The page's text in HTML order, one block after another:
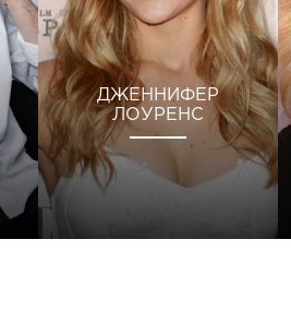
ДЖЕННИФЕР
ЛОУРЕНС